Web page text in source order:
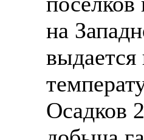
на
Осадков